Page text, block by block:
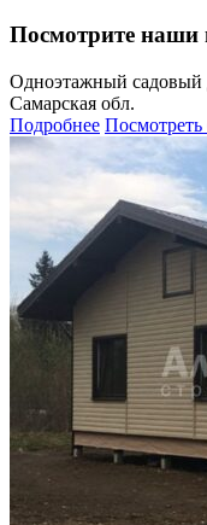
Посмотрите наши
Одноэтажный садовый
Самарская обл.
Подробнее Посмотреть